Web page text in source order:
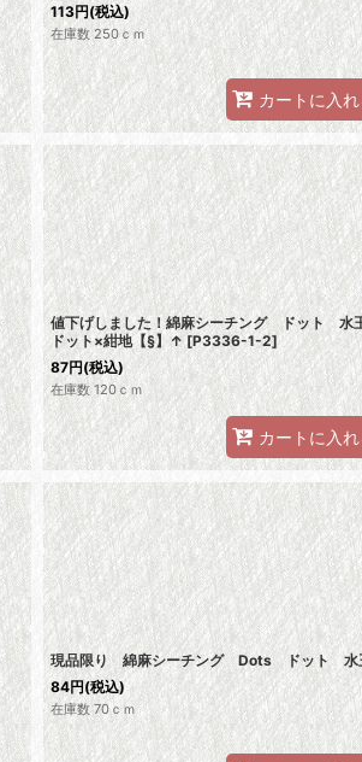
113円(税込)
在庫数 250ｃｍ
カートに入れ
値下げしました！綿麻シーチング ドット
ドット×紺地【§】↑ [P3336-1-2]
87円(税込)
在庫数 120ｃｍ
カートに入れ
現品限り 綿麻シーチング Dots ドット 水
84円(税込)
在庫数 70ｃｍ